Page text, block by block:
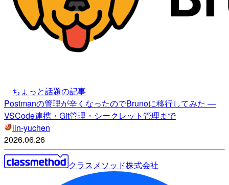
ちょっと話題の記事
Postmanの管理が辛くなったのでBrunoに移行してみた —
VSCode連携・Git管理・シークレット管理まで
lin-yuchen
2026.06.26
クラスメソッド株式会社